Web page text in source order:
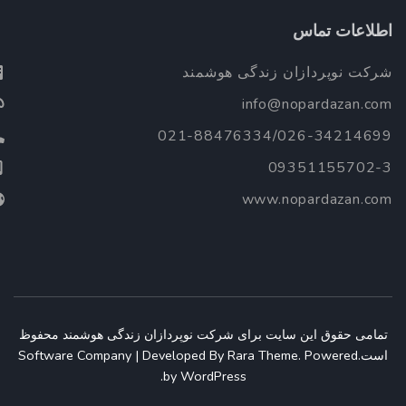
تماس
نوپردازان زندگی هوشمند
021-88476334/026-
09351155702-
تمامی حقوق این سایت برای شرکت نوپردازان زندگی هوشمند محفوظ
است.
Software Company | Developed ByRara Theme. Powered
byWordPress